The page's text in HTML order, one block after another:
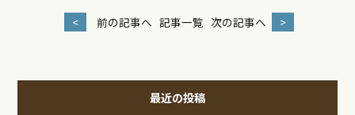
< 前の記事へ 記事一覧 次の記事へ >
最近の投稿